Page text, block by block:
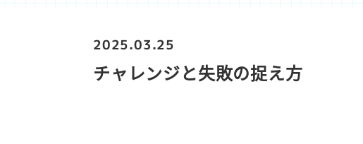
2025.03.25
チャレンジと失敗の捉え方